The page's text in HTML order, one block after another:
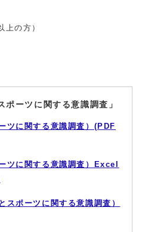
の方）
ーツに関する意識調査」
ツに関する意識調査）(PDF
ツに関する意識調査）Excel
スポーツに関する意識調査）